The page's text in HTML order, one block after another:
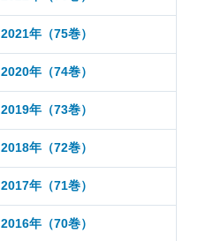
2021年（75巻）
2020年（74巻）
2019年（73巻）
2018年（72巻）
2017年（71巻）
2016年（70巻）